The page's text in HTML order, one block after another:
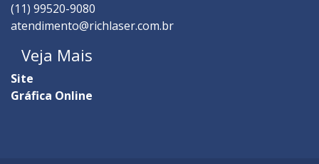
(11) 99520-9080
atendimento@richlaser.com.br
Veja Mais
Site
Gráfica Online